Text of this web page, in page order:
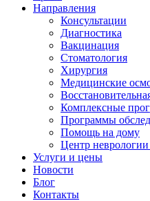
Направления
Консультации
Диагностика
Вакцинация
Стоматология
Хирургия
Медицинские
Комплексные
Программы
Помощь на дому
Центр
Услуги и цены
Новости
Блог
Контакты